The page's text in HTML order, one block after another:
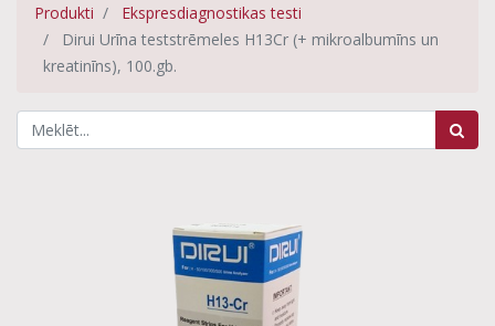
Produkti
Ekspresdiagnostikas testi
Dirui Urīna teststrēmeles H13Cr (+ mikroalbumīns un
kreatinīns), 100.gb.